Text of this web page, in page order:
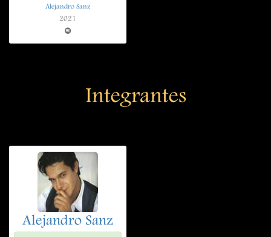
Alejandro Sanz
2021
Integrantes
Alejandro Sanz